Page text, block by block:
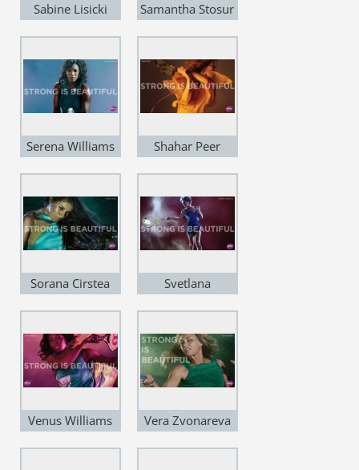
Sabine Lisicki Samantha Stosur
Serena Williams Shahar Peer
Sorana Cirstea
Svetlana
Venus Williams Vera Zvonareva